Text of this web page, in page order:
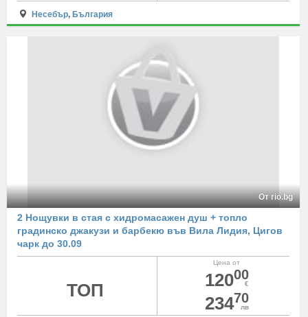
Несебър, България
От rio.bg
2 Нощувки в стая с хидромасажен душ + топло
градинско джакузи и барбекю във Вила Лидия, Цигов
чарк до 30.09
Цена от
12000
€
23470
лв
ТОП